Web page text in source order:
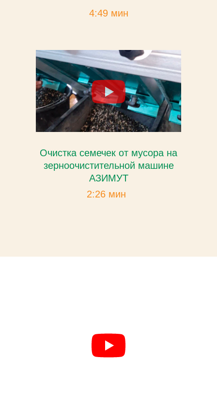
Очистка семечек от мусора на
зерноочистительной машине
АЗИМУТ
4:49 мин
2:26 мин